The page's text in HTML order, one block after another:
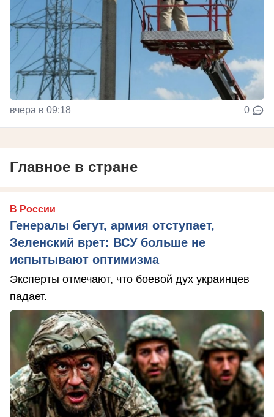
вчера в 09:18 0
Главное в стране
В России
Генералы бегут, армия отступает,
Зеленский врет: ВСУ больше не
испытывают оптимизма
Эксперты отмечают, что боевой дух украинцев
падает.